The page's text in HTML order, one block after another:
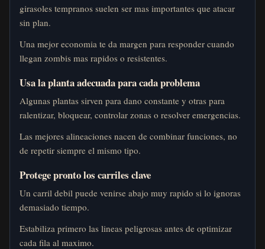
girasoles tempranos suelen ser mas importantes que atacar
sin plan.
Una mejor economia te da margen para responder cuando
llegan zombis mas rapidos o resistentes.
Usa la planta adecuada para cada problema
Algunas plantas sirven para dano constante y otras para
ralentizar, bloquear, controlar zonas o resolver emergencias.
Las mejores alineaciones nacen de combinar funciones, no
de repetir siempre el mismo tipo.
Protege pronto los carriles clave
Un carril debil puede venirse abajo muy rapido si lo ignoras
demasiado tiempo.
Estabiliza primero las lineas peligrosas antes de optimizar
cada fila al maximo.